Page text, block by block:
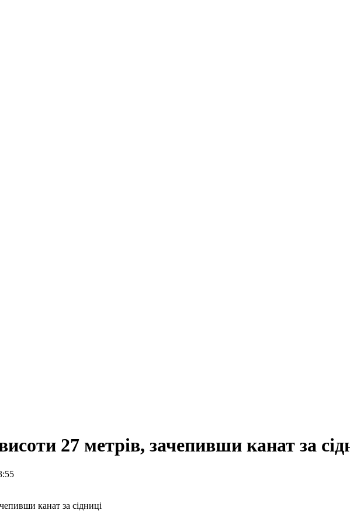
27 метрів, зачепивши канат за